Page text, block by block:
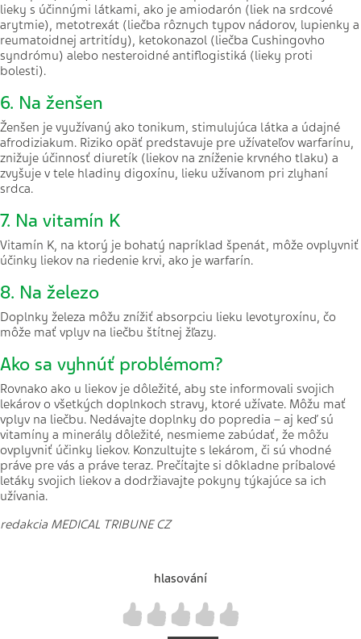
lieky s účinnými látkami, ako je amiodarón (liek na srdcové
arytmie), metotrexát (liečba rôznych typov nádorov, lupienky a
reumatoidnej artritídy), ketokonazol (liečba Cushingovho
syndrómu) alebo nesteroidné antiflogistiká (lieky proti
bolesti).
6. Na ženšen
Ženšen je využívaný ako tonikum, stimulujúca látka a údajné
afrodiziakum. Riziko opäť predstavuje pre užívateľov warfarínu,
znižuje účinnosť diuretík (liekov na zníženie krvného tlaku) a
zvyšuje v tele hladiny digoxínu, lieku užívanom pri zlyhaní
srdca.
7. Na vitamín K
Vitamín K, na ktorý je bohatý napríklad špenát, môže ovplyvniť
účinky liekov na riedenie krvi, ako je warfarín.
8. Na železo
Doplnky železa môžu znížiť absorpciu lieku levotyroxínu, čo
môže mať vplyv na liečbu štítnej žľazy.
Ako sa vyhnúť problémom?
Rovnako ako u liekov je dôležité, aby ste informovali svojich
lekárov o všetkých doplnkoch stravy, ktoré užívate. Môžu mať
vplyv na liečbu. Nedávajte doplnky do popredia – aj keď sú
vitamíny a minerály dôležité, nesmieme zabúdať, že môžu
ovplyvniť účinky liekov. Konzultujte s lekárom, či sú vhodné
práve pre vás a práve teraz. Prečítajte si dôkladne príbalové
letáky svojich liekov a dodržiavajte pokyny týkajúce sa ich
užívania.
redakcia MEDICAL TRIBUNE CZ
hlasování
4
3
2
1